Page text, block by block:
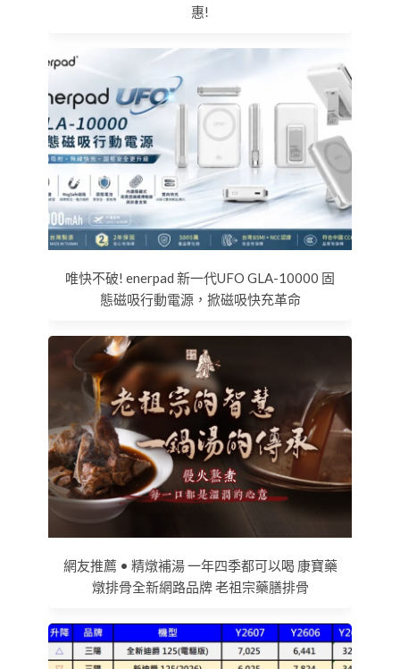
惠!
唯快不破! enerpad 新一代UFO GLA-10000 固
態磁吸行動電源，掀磁吸快充革命
網友推薦 • 精燉補湯 一年四季都可以喝 康寶藥
燉排骨全新網路品牌 老祖宗藥膳排骨